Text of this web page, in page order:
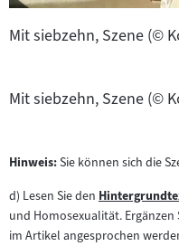
Mit siebzehn, Szene (©
Mit siebzehn, Szene (©
Hinweis:Sie können sich die
d) Lesen Sie den Zum
Inhalt:
und Homosexualität. Ergänzen
im Artikel angesprochen